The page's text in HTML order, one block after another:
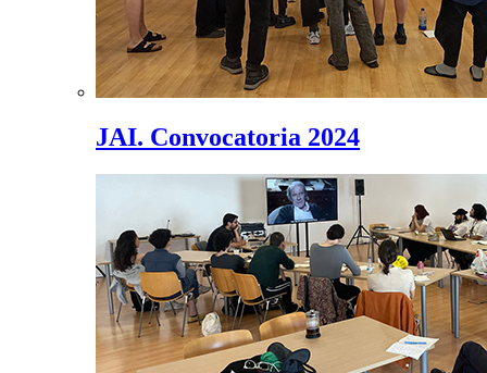
JAI. Convocatoria 2024